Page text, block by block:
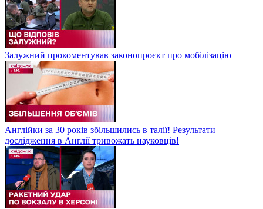
Залужний прокоментував законопроєкт про мобілізацію
Англійки за 30 років збільшились в талії! Результати
дослідження в Англії тривожать науковців!